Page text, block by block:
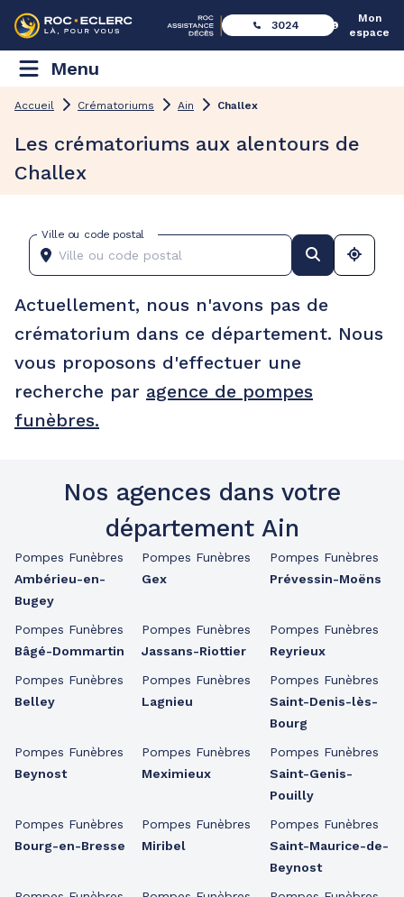
3024
Mon
espace
Menu
Accueil Crématoriums Ain Challex
Les crématoriums aux alentours de
Challex
Ville ou code postal
Actuellement, nous n'avons pas de
crématorium dans ce département. Nous
vous proposons d'effectuer une
recherche par agence de pompes
funèbres.
Nos agences dans votre
département Ain
Pompes Funèbres
Ambérieu-en-
Bugey
Pompes Funèbres
Bâgé-Dommartin
Pompes Funèbres
Belley
Pompes Funèbres
Beynost
Pompes Funèbres
Bourg-en-Bresse
Pompes Funèbres
Gex
Pompes Funèbres
Jassans-Riottier
Pompes Funèbres
Lagnieu
Pompes Funèbres
Meximieux
Pompes Funèbres
Miribel
Pompes Funèbres
Prévessin-Moëns
Pompes Funèbres
Reyrieux
Pompes Funèbres
Saint-Denis-lès-
Bourg
Pompes Funèbres
Saint-Genis-
Pouilly
Pompes Funèbres
Saint-Maurice-de-
Beynost